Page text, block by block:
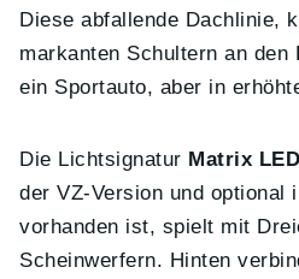
Diese abfallende Dachlinie,
markanten Schultern an den
ein Sportauto, aber in
Die Lichtsignatur Matrix LED
der VZ-Version und optional
vorhanden ist, spielt mit
Scheinwerfern. Hinten